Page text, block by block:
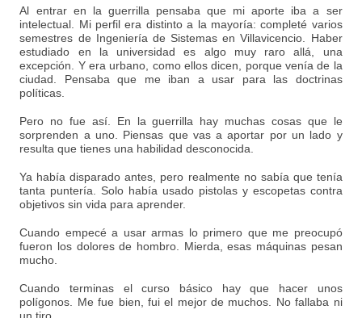
Al entrar en la guerrilla pensaba que mi aporte iba a ser
intelectual. Mi perfil era distinto a la mayoría: completé varios
semestres de Ingeniería de Sistemas en Villavicencio. Haber
estudiado en la universidad es algo muy raro allá, una
excepción. Y era urbano, como ellos dicen, porque venía de la
ciudad. Pensaba que me iban a usar para las doctrinas
políticas.
Pero no fue así. En la guerrilla hay muchas cosas que le
sorprenden a uno. Piensas que vas a aportar por un lado y
resulta que tienes una habilidad desconocida.
Ya había disparado antes, pero realmente no sabía que tenía
tanta puntería. Solo había usado pistolas y escopetas contra
objetivos sin vida para aprender.
Cuando empecé a usar armas lo primero que me preocupó
fueron los dolores de hombro. Mierda, esas máquinas pesan
mucho.
Cuando terminas el curso básico hay que hacer unos
polígonos. Me fue bien, fui el mejor de muchos. No fallaba ni